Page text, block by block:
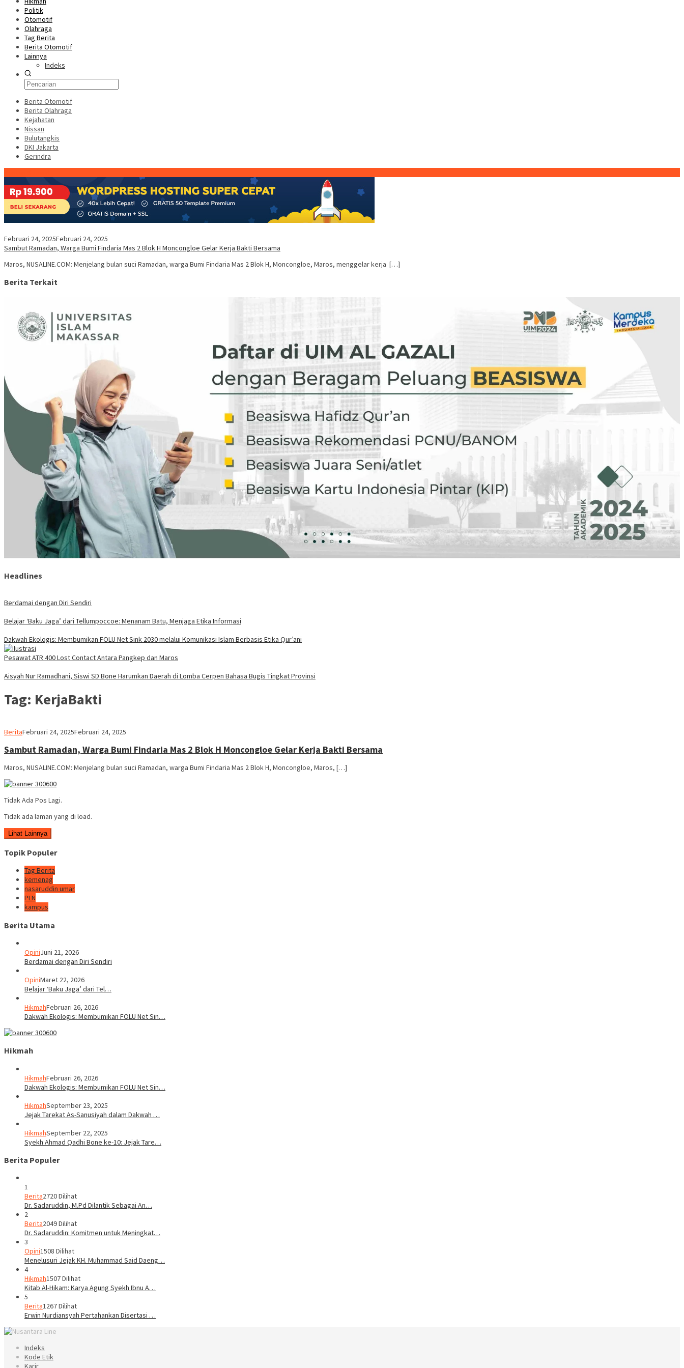
Politik
Otomotif
Olahraga
Tag Berita
Berita Otomotif
Lainnya
Indeks
Berita Otomotif
Berita Olahraga
Kejahatan
Nissan
Bulutangkis
DKI Jakarta
Gerindra
Februari 24, 2025Februari 24, 2025
Sambut Ramadan, Warga Bumi Findaria Mas 2 Blok H Moncongloe Gelar Kerja Bakti Bersama
Maros, NUSALINE.COM: Menjelang bulan suci Ramadan, warga Bumi Findaria Mas 2 Blok H, Moncongloe, Maros, menggelar kerja […]
Berita Terkait
Headlines
Berdamai dengan Diri Sendiri
Belajar ‘Baku Jaga’ dari Tellumpoccoe: Menanam Batu, Menjaga Etika Informasi
Dakwah Ekologis: Membumikan FOLU Net Sink 2030 melalui Komunikasi Islam Berbasis Etika Qur’ani
Pesawat ATR 400 Lost Contact Antara Pangkep dan Maros
Aisyah Nur Ramadhani, Siswi SD Bone Harumkan Daerah di Lomba Cerpen Bahasa Bugis Tingkat Provinsi
Tag: KerjaBakti
Beritaadmin
Februari 24, 2025Februari 24, 2025
Sambut Ramadan, Warga Bumi Findaria Mas 2 Blok H Moncongloe Gelar Kerja Bakti Bersama
Maros, NUSALINE.COM: Menjelang bulan suci Ramadan, warga Bumi Findaria Mas 2 Blok H, Moncongloe, Maros, […]
Tidak Ada Pos Lagi.
Tidak ada laman yang di load.
Lihat Lainnya
Topik Populer
Tag Berita
kemenag
nasaruddin umar
PLN
kampus
Berita Utama
OpiniJuni 21, 2026
Berdamai dengan Diri Sendiri
OpiniMaret 22, 2026
Belajar ‘Baku Jaga’ dari Tel…
HikmahFebruari 26, 2026
Dakwah Ekologis: Membumikan FOLU Net Sin…
Hikmah
HikmahFebruari 26, 2026
Dakwah Ekologis: Membumikan FOLU Net Sin…
HikmahSeptember 23, 2025
Jejak Tarekat As-Sanusiyah dalam Dakwah …
HikmahSeptember 22, 2025
Syekh Ahmad Qadhi Bone ke-10: Jejak Tare…
Berita Populer
1
Berita2720 Dilihat
Dr. Sadaruddin, M.Pd Dilantik Sebagai An…
2
Berita2049 Dilihat
Dr. Sadaruddin: Komitmen untuk Meningkat…
3
Opini1508 Dilihat
Menelusuri Jejak KH. Muhammad Said Daeng…
4
Hikmah1507 Dilihat
Kitab Al-Hikam: Karya Agung Syekh Ibnu A…
5
Berita1267 Dilihat
Erwin Nurdiansyah Pertahankan Disertasi …
Indeks
Kode Etik
Karir